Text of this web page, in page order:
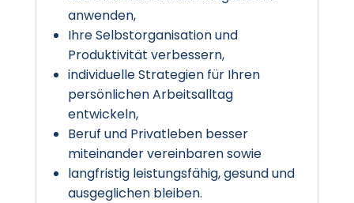
anwenden,
Ihre Selbstorganisation und
Produktivität verbessern,
individuelle Strategien für Ihren
persönlichen Arbeitsalltag
entwickeln,
Beruf und Privatleben besser
miteinander vereinbaren sowie
langfristig leistungsfähig, gesund und
ausgeglichen bleiben.